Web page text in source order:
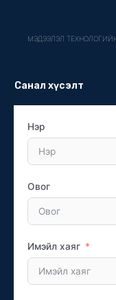
МЭДЭЭЛЭЛ
Санал хүсэлт
Нэр
Овог
Имэйл хаяг